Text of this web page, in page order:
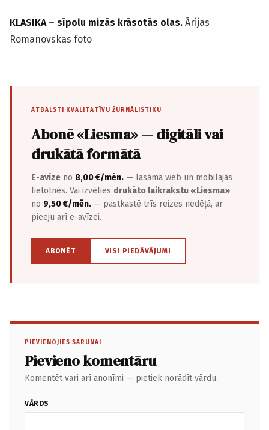
KLASIKA – sīpolu mizās krāsotās olas. Ārijas
Romanovskas foto
ATBALSTI KVALITATĪVU ŽURNĀLISTIKU
Abonē «Liesma» — digitāli vai
drukātā formātā
E-avīze no 8,00 €/mēn. — lasāma web un mobilajās
lietotnēs. Vai izvēlies drukāto laikrakstu «Liesma»
no 9,50 €/mēn. — pastkastē trīs reizes nedēļā, ar
pieeju arī e-avīzei.
ABONĒT VISI PIEDĀVĀJUMI
PIEVIENOJIES SARUNAI
Pievieno komentāru
Komentēt vari arī anonīmi — pietiek norādīt vārdu.
VĀRDS